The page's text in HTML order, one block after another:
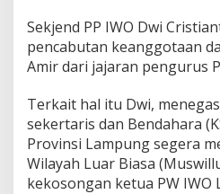
Sekjend PP IWO Dwi
pencabutan keanggotaan
Amir dari jajaran pengurus
Terkait hal itu Dwi,
sekertaris dan Bendahara
Provinsi Lampung segera
Wilayah Luar Biasa
kekosongan ketua PW IWO